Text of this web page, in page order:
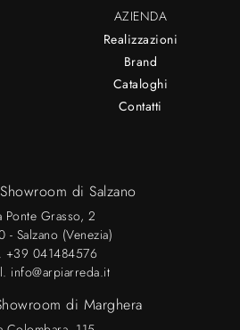
AZIENDA
Realizzazioni
Brand
Cataloghi
Contatti
di Salzano
Ponte Grasso, 2
- Salzano (Venezia)
+39 041484576
info@arpiarreda.it
di Marghera